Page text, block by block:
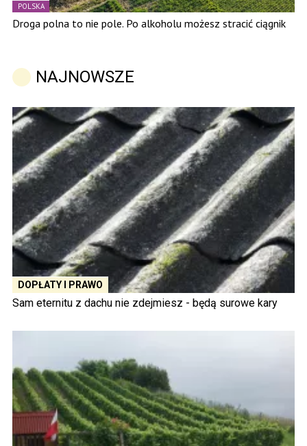
POLSKA
Droga polna to nie pole. Po alkoholu możesz stracić ciągnik
NAJNOWSZE
DOPŁATY I PRAWO
Sam eternitu z dachu nie zdejmiesz - będą surowe kary